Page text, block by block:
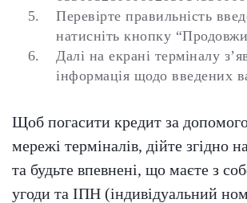
Перевірте правильність
натисніть кнопку
Далі на екрані терміналу
інформація щодо введених
Щоб погасити кредит за
мережі терміналів, дійте згідно
та будьте впевнені, що маєте з
угоди та ІПН (індивідуальний